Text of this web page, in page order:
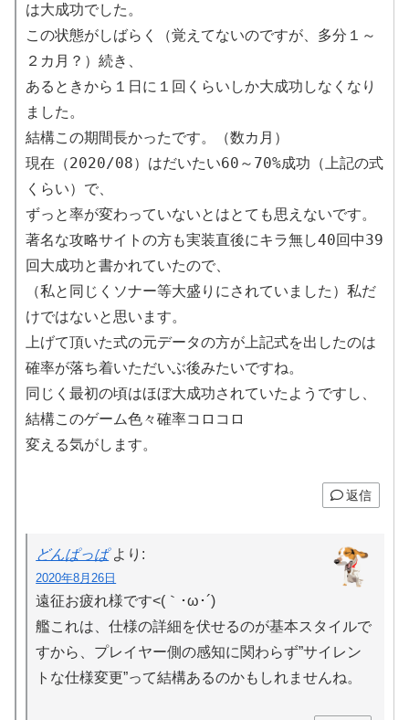
は大成功でした。
この状態がしばらく（覚えてないのですが、多分１～
２カ月？）続き、
あるときから１日に１回くらいしか大成功しなくなり
ました。
結構この期間長かったです。（数カ月）
現在（2020/08）はだいたい60～70%成功（上記の式
くらい）で、
ずっと率が変わっていないとはとても思えないです。
著名な攻略サイトの方も実装直後にキラ無し40回中39
回大成功と書かれていたので、
（私と同じくソナー等大盛りにされていました）私だ
けではないと思います。
上げて頂いた式の元データの方が上記式を出したのは
確率が落ち着いただいぶ後みたいですね。
同じく最初の頃はほぼ大成功されていたようですし、
結構このゲーム色々確率コロコロ
変える気がします。
返信
どんぱっぱ より:
2020年8月26日
遠征お疲れ様です<(｀･ω･´)
艦これは、仕様の詳細を伏せるのが基本スタイルで
すから、プレイヤー側の感知に関わらず”サイレン
トな仕様変更”って結構あるのかもしれませんね。